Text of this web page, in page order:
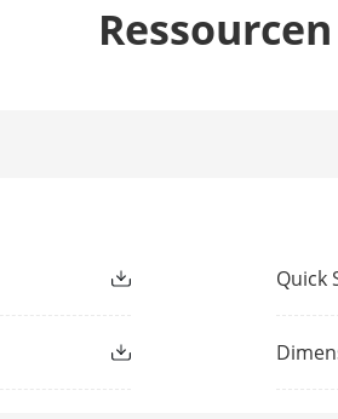
2.8 mm, D: 44 m, O: 17 m,
Ressourcen
Quick